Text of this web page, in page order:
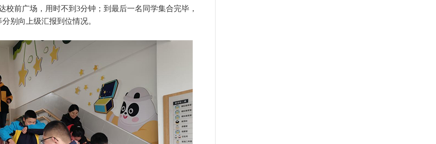
校前广场，用时不到3分钟；到最后一名同学集合完毕，
别向上级汇报到位情况。